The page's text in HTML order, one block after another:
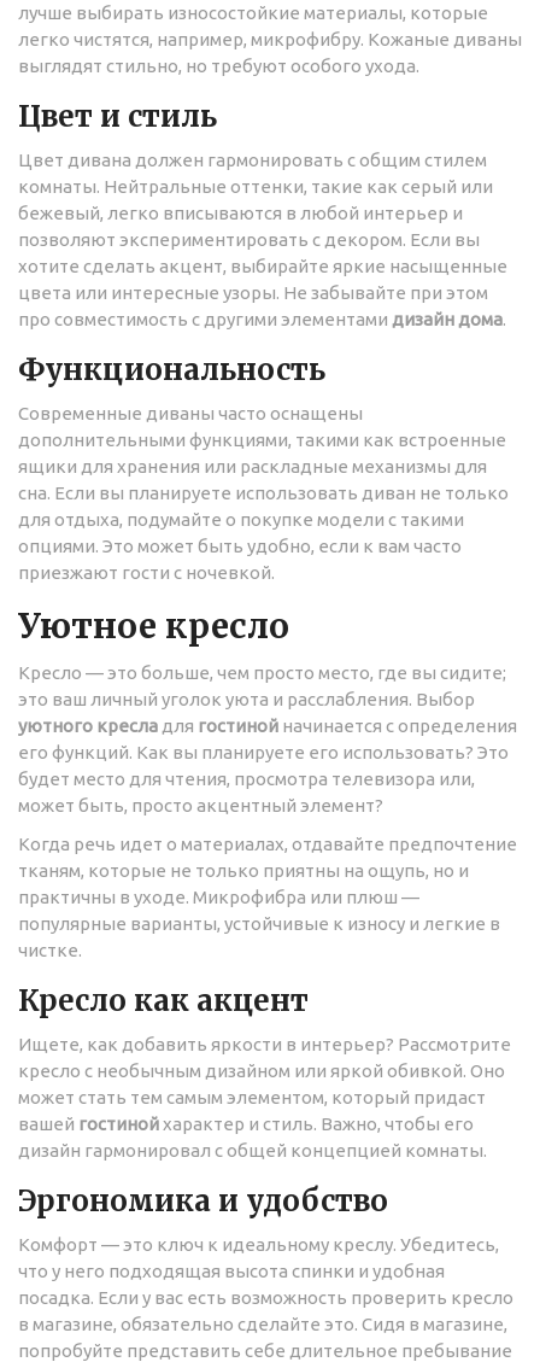
лучше выбирать износостойкие материалы, которые
легко чистятся, например, микрофибру. Кожаные диваны
выглядят стильно, но требуют особого ухода.
Цвет и стиль
Цвет дивана должен гармонировать с общим стилем
комнаты. Нейтральные оттенки, такие как серый или
бежевый, легко вписываются в любой интерьер и
позволяют экспериментировать с декором. Если вы
хотите сделать акцент, выбирайте яркие насыщенные
цвета или интересные узоры. Не забывайте при этом
про совместимость с другими элементами дизайн дома.
Функциональность
Современные диваны часто оснащены
дополнительными функциями, такими как встроенные
ящики для хранения или раскладные механизмы для
сна. Если вы планируете использовать диван не только
для отдыха, подумайте о покупке модели с такими
опциями. Это может быть удобно, если к вам часто
приезжают гости с ночевкой.
Уютное кресло
Кресло — это больше, чем просто место, где вы сидите;
это ваш личный уголок уюта и расслабления. Выбор
уютного кресла для гостиной начинается с определения
его функций. Как вы планируете его использовать? Это
будет место для чтения, просмотра телевизора или,
может быть, просто акцентный элемент?
Когда речь идет о материалах, отдавайте предпочтение
тканям, которые не только приятны на ощупь, но и
практичны в уходе. Микрофибра или плюш —
популярные варианты, устойчивые к износу и легкие в
чистке.
Кресло как акцент
Ищете, как добавить яркости в интерьер? Рассмотрите
кресло с необычным дизайном или яркой обивкой. Оно
может стать тем самым элементом, который придаст
вашей гостинойхарактер и стиль. Важно, чтобы его
дизайн гармонировал с общей концепцией комнаты.
Эргономика и удобство
Комфорт — это ключ к идеальному креслу. Убедитесь,
что у него подходящая высота спинки и удобная
посадка. Если у вас есть возможность проверить кресло
в магазине, обязательно сделайте это. Сидя в магазине,
попробуйте представить себе длительное пребывание